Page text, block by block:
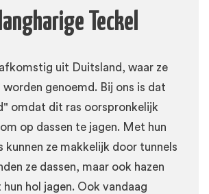
Teckel
uit Duitsland, waar ze
worden genoemd. Bij ons is dat
omdat dit ras oorspronkelijk
op dassen te jagen. Met hun
kunnen ze makkelijk door tunnels
ze dassen, maar ook hazen
hol jagen. Ook vandaag